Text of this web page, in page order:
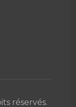
réservés.